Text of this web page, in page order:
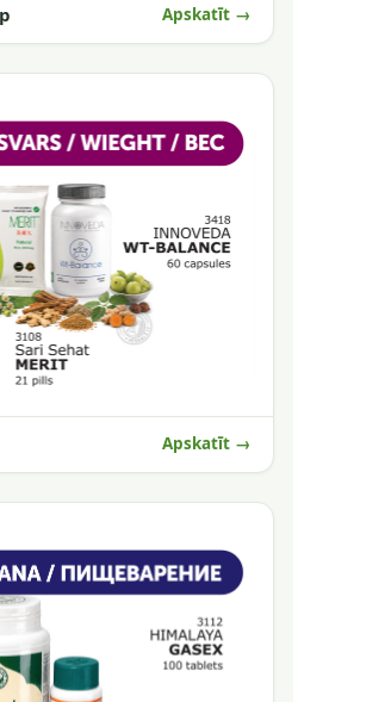
Apskatīt →
Apskatīt →